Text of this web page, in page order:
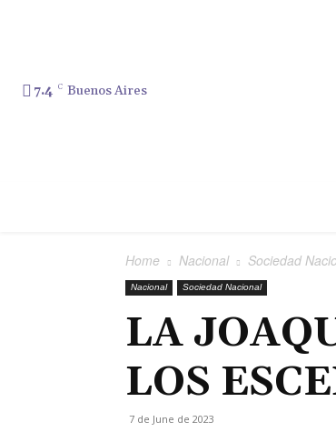
7.4 C Buenos Aires
Home Nacional Sociedad
Nacional Sociedad Nacional
LA
LOS
7 de June de 2023